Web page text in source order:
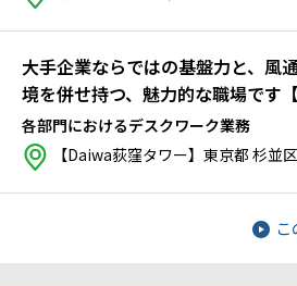
大手企業ならではの基盤力と、風
境を併せ持つ、魅力的な職場です
橋 ／正社員登用あり】
各部門におけるデスクワーク業務
【Daiwa荻窪タワー】東京都 杉並区 上